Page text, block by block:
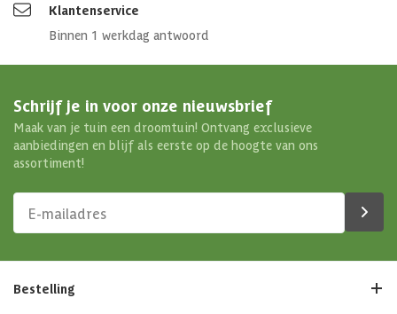
Klantenservice
Binnen 1 werkdag antwoord
Schrijf je in voor onze nieuwsbrief
Maak van je tuin een droomtuin! Ontvang exclusieve
aanbiedingen en blijf als eerste op de hoogte van ons
assortiment!
Bestelling